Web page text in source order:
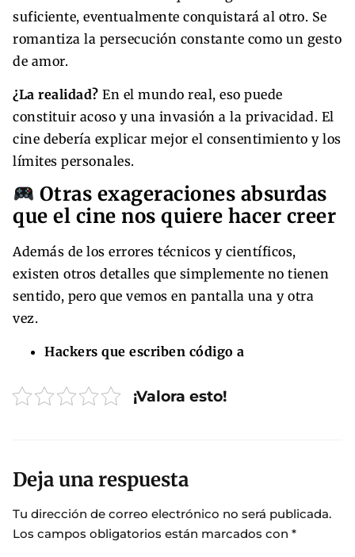
suficiente, eventualmente conquistará al otro. Se
romantiza la persecución constante como un gesto
de amor.
¿La realidad? En el mundo real, eso puede
constituir acoso y una invasión a la privacidad. El
cine debería explicar mejor el consentimiento y los
límites personales.
Otras exageraciones absurdas
que el cine nos quiere hacer creer
Además de los errores técnicos y científicos,
existen otros detalles que simplemente no tienen
sentido, pero que vemos en pantalla una y otra
vez.
Hackers que escriben código a
¡Valora esto!
Deja una respuesta
Tu dirección de correo electrónico no será publicada.
Los campos obligatorios están marcados con *